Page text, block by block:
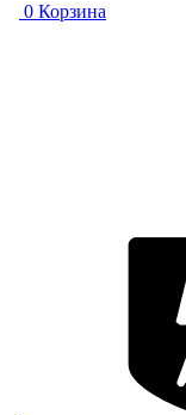
0 Корзина